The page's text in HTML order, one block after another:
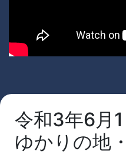
令和3年6月
ゆかりの地